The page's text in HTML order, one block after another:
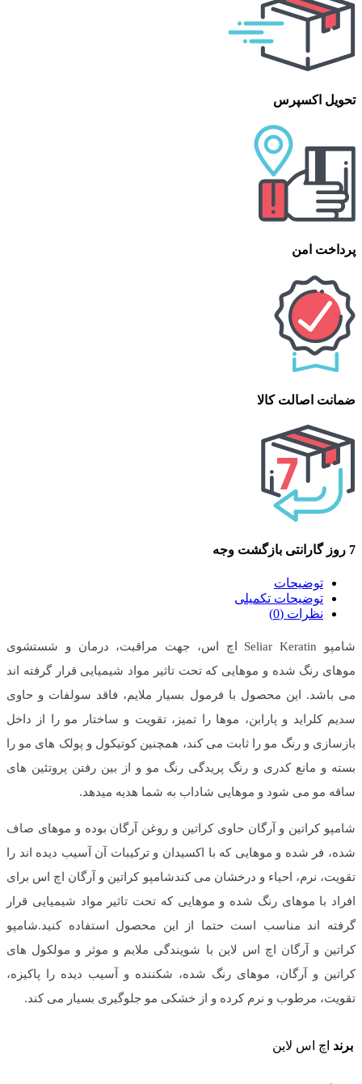
تحویل اکسپرس
پرداخت امن
ضمانت اصالت کالا
7 روز گارانتی بازگشت وجه
توضیحات
توضیحات تکمیلی
نظرات (0)
شامپو Seliar Keratin اچ اس، جهت مراقبت، درمان و شستشوی
موهای رنگ شده و موهایی که تحت تاثیر مواد شیمیایی قرار گرفته اند
می باشد. این محصول با فرمول بسیار ملایم، فاقد سولفات و حاوی
سدیم کلراید و پارابن، موها را تمیز، تقویت و ساختار مو را از داخل
بازسازی و رنگ مو را ثابت می کند، همچنین کوتیکول و پولک های مو را
بسته و مانع کدری و رنگ پریدگی رنگ مو و از بین رفتن پروتئین های
ساقه مو می شود و موهایی شاداب به شما هدیه میدهد.
شامپو کراتین و آرگان حاوی کراتین و روغن آرگان بوده و موهای صاف
شده، فر شده و موهایی که با اکسیدان و ترکیبات آن آسیب دیده اند را
تقویت، نرم، احیاء و درخشان می کندشامپو کراتین و آرگان اچ اس برای
افراد با موهای رنگ شده و موهایی که تحت تاثیر مواد شیمیایی قرار
گرفته اند مناسب است حتما از این محصول استفاده کنید.شامپو
کراتین و آرگان اچ اس لاین با شویندگی ملایم و موثر و مولکول های
کراتین و آرگان، موهای رنگ شده، شکننده و آسیب دیده را پاکیزه،
تقویت، مرطوب و نرم کرده و از خشکی مو جلوگیری بسیار می کند.
برند اچ اس لاین